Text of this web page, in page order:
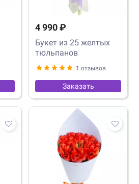
4 990 ₽
Букет из 25 желтых
тюльпанов
1 отзывов
Заказать